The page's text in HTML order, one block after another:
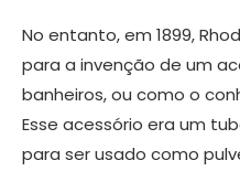
No entanto, em 1899,
para a invenção de um
banheiros, ou como o
Esse acessório era um
para ser usado como